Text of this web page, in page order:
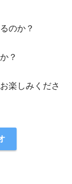
のか？
？
楽しみくださ